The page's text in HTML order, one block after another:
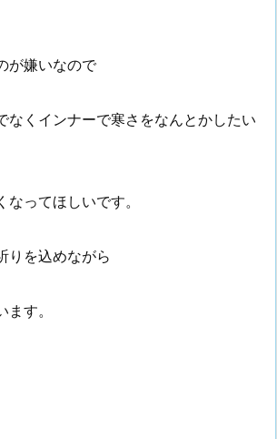
が嫌いなので
なくインナーで寒さをなんとかしたい
ってほしいです。
りを込めながら
す。